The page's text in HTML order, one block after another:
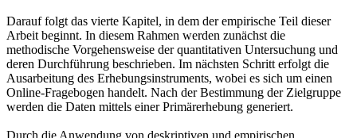
Darauf folgt das vierte Kapitel, in dem der empirische Teil dieser
Arbeit beginnt. In diesem Rahmen werden zunächst die
methodische Vorgehensweise der quantitativen Untersuchung und
deren Durchführung beschrieben. Im nächsten Schritt erfolgt die
Ausarbeitung des Erhebungsinstruments, wobei es sich um einen
Online-Fragebogen handelt. Nach der Bestimmung der Zielgruppe
werden die Daten mittels einer Primärerhebung generiert.
Durch die Anwendung von deskriptiven und empirischen